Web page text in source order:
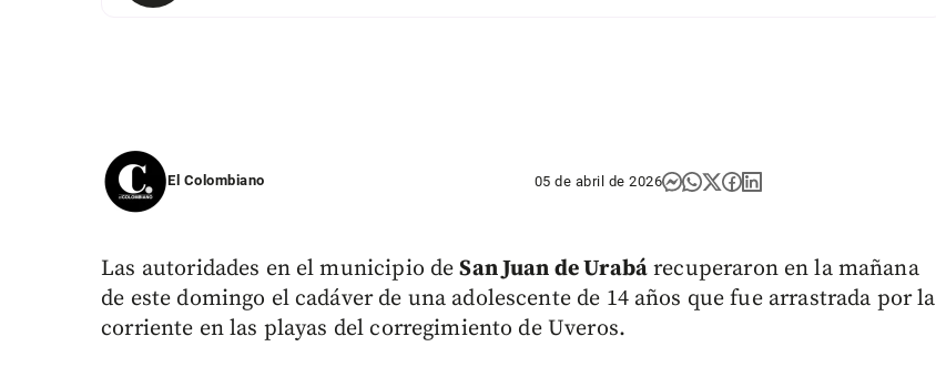
El Colombiano 05 de abril de 2026
Las autoridades en el municipio deSan Juan de Urabá recuperaron en la mañana
de este domingo el cadáver de una adolescente de 14 años que fue arrastrada por la
corriente en las playas del corregimiento de Uveros.